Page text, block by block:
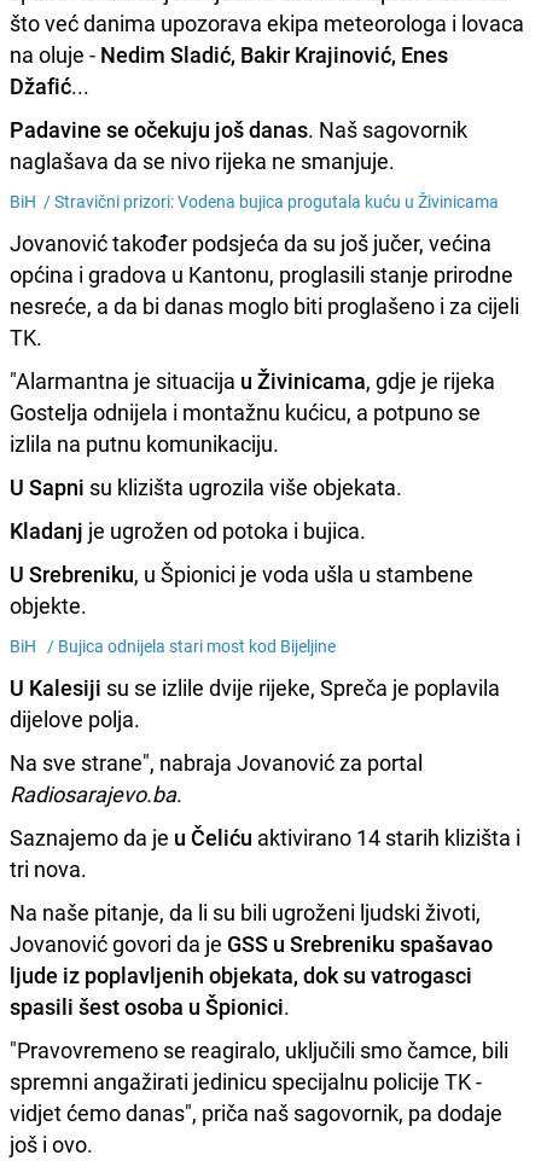
što već danima upozorava ekipa meteorologa i lovaca
na oluje - Nedim Sladić, Bakir Krajinović, Enes
Džafić...
Padavine se očekuju još danas. Naš sagovornik
naglašava da se nivo rijeka ne smanjuje.
BiH /Stravični prizori: Vodena bujica progutala kuću u Živinicama
Jovanović također podsjeća da su još jučer, većina
općina i gradova u Kantonu, proglasili stanje prirodne
nesreće, a da bi danas moglo biti proglašeno i za cijeli
TK.
"Alarmantna je situacija u Živinicama, gdje je rijeka
Gostelja odnijela i montažnu kućicu, a potpuno se
izlila na putnu komunikaciju.
U Sapni su klizišta ugrozila više objekata.
Kladanj je ugrožen od potoka i bujica.
U Srebreniku, u Špionici je voda ušla u stambene
objekte.
BiH / Bujica odnijela stari most kod Bijeljine
U Kalesiji su se izlile dvije rijeke, Spreča je poplavila
dijelove polja.
Na sve strane", nabraja Jovanović za portal
Radiosarajevo.ba.
Saznajemo da je u Čeliću aktivirano 14 starih klizišta i
tri nova.
Na naše pitanje, da li su bili ugroženi ljudski životi,
Jovanović govori da je GSS u Srebreniku spašavao
ljude iz poplavljenih objekata, dok su vatrogasci
spasili šest osoba u Špionici.
"Pravovremeno se reagiralo, uključili smo čamce, bili
spremni angažirati jedinicu specijalnu policije TK -
vidjet ćemo danas", priča naš sagovornik, pa dodaje
još i ovo.